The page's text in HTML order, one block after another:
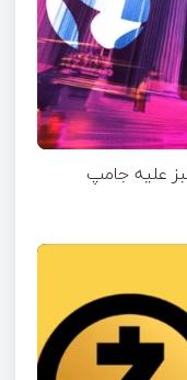
لبز علیه جامپ